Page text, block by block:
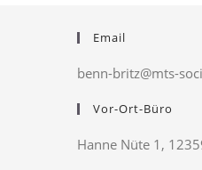
Email
benn-britz@mts-
Vor-Ort-Büro
Hanne Nüte 1,